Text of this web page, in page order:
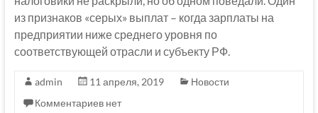
из признаков «серых» выплат – когда зарплаты на
предприятии ниже среднего уровня по
соответствующей отрасли и субъекту РФ.
admin 11 апреля, 2019
Новости
Комментариев нет